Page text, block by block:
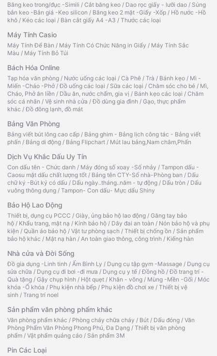
Băng keo trong/đục -Simili / Cắt băng keo / Dao rọc giấy - lưỡi dao / Súng
bắn keo -Bắn giá -Keo silicon / Băng keo 2 mặt -Giấy -Xốp / Hồ nước -Hồ
khô / Kéo các loại / Bàn cắt giấy A4 -A3 / Thước các loại
Máy Tính Casio
Máy Tính Để Bàn / Máy Tính Có Chức Năng in Giấy / Máy Tính Sắc
Màu / Máy Tính Bỏ Túi
Bách Hóa Online
Tạp hóa văn phòng / Nước uống các loại / Cà Phê / Trà / Bánh kẹo / Mì -
Miến -Cháo -Phở /Đồ uống các loại / Sữa các loại / Chăm sóc cho bé / Mì,
Cháo, Phở ăn liền / Dầu ăn, nước chấm, gia vị / Bánh kẹo các loại / Chăm
sóc cá nhân / Vệ sinh nhà cửa /Đồ dùng gia đình / Gạo, thực phẩm
khác /Đồ đông lạnh, đồ mát
Bảng Văn Phòng
Bảng viết bút lông cao cấp / Bảng ghim - Bảng lịch công tác - Bảng viết
phấn / Bảng di động / Bảng Flipchart / Mút lau bảng,Nam châm,Phấn
Dịch Vụ Khắc Dấu Uy Tín
Con dấu tên - Chức danh / Máy đóng số xoay -Số nhảy / Tampon dấu -
Caosu mặt dấu chất lượng tốt / Bảng tên CTY-Số nhà-Phòng ban / Dấu
chữ ký -Bút ký có dấu / Dấu ngày..tháng..năm - tự động / Dấu tròn / Dấu
vuông thông dụng / Tampon- Con dấu- Mực dấu Shiny
Bảo Hộ Lao Động
Thiết bị, dụng cụ PCCC / Giày, ủng bảo hộ lao động / Găng tay bảo
hộ / Khẩu trang, mặt nạ / Kính bảo hộ / Dây đai an toàn / Nón bảo hộ và phụ
kiện / Quần áo bảo hộ / Vật tư phòng sạch / Thiết bị chống ồn / Sản phẩm
bảo hộ khác / Mặt nạ hàn / An toàn giao thông, công trình / Kiếng hàn
Nhà cửa và Đời Sống
Đồ gia dụng -Linh tinh / Ấm Bình Ly / Dụng cụ tập gym -Massage / Dụng cụ
sửa chữa / Dụng cụ đi bơi -đi mưa / Dụng cụ y tế /Đồng hồ /Đồ trang trí -
Quà tặng / Gậy chụp hình / Hột quẹt / Khăn - võng / Mùng -Mền -Gối / Móc
khóa -Ổ khóa / Phụ kiện nhà bếp / Phụ kiện đồ chơi xe / Thiết bị vệ
sinh / Trang trí noel
Sản phẩm văn phòng phẩm khác
Văn phòng phẩm khác / Phòng cháy chữa cháy / Bút / Dấu đóng / Văn
Phòng Phẩm Văn Phòng Phong Phú, Đa Dạng / Thiết bị văn phòng
phẩm / Vật phẩm quảng cáo / Sản phẩm 3M
Pin Các Loại